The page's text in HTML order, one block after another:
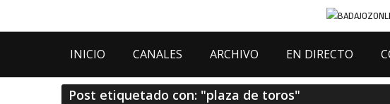
INICIO CANALES ARCHIVO EN DIRECTO
Post etiquetado con: "plaza de toros"